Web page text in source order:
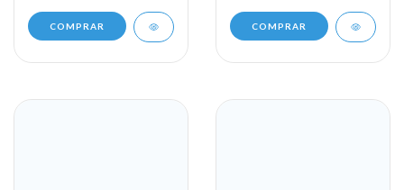
COMPRAR COMPRAR